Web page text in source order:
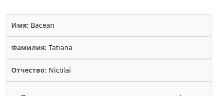
Имя: Bacean
Фамилия: Tatiana
Отчество: Nicolai